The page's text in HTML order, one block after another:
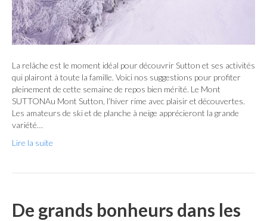
La relâche est le moment idéal pour découvrir Sutton et ses activités
qui plairont à toute la famille. Voici nos suggestions pour profiter
pleinement de cette semaine de repos bien mérité. Le Mont
SUTTONAu Mont Sutton, l’hiver rime avec plaisir et découvertes.
Les amateurs de ski et de planche à neige apprécieront la grande
variété…
Lire la suite
De grands bonheurs dans les